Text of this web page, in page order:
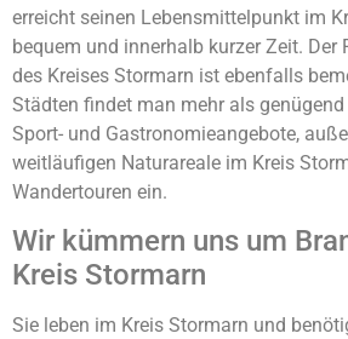
erreicht seinen Lebensmittelpunkt im
bequem und innerhalb kurzer Zeit. Der
des Kreises Stormarn ist ebenfalls
Städten findet man mehr als
Sport- und Gastronomieangebote,
weitläufigen Naturareale im Kreis
Wandertouren ein.
Wir kümmern uns um
Kreis Stormarn
Sie leben im Kreis Stormarn und